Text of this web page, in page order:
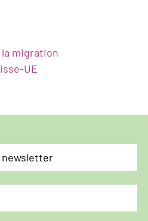
migration
UE
newsletter